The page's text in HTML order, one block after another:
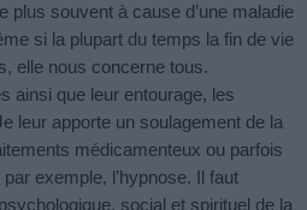
plus souvent à cause d’une maladie
si la plupart du temps la fin de vie
elle nous concerne tous.
ainsi que leur entourage, les
leur apporte un soulagement de la
médicamenteux ou parfois
exemple, l’hypnose. Il faut
social et spirituel de la